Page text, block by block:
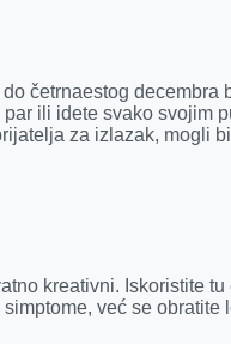
četrnaestog decembra
ili idete svako svojim
za izlazak, mogli
kreativni. Iskoristite
već se obratite